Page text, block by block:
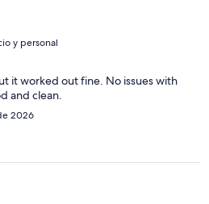
y personal
it worked out fine. No issues with
and clean.
2026